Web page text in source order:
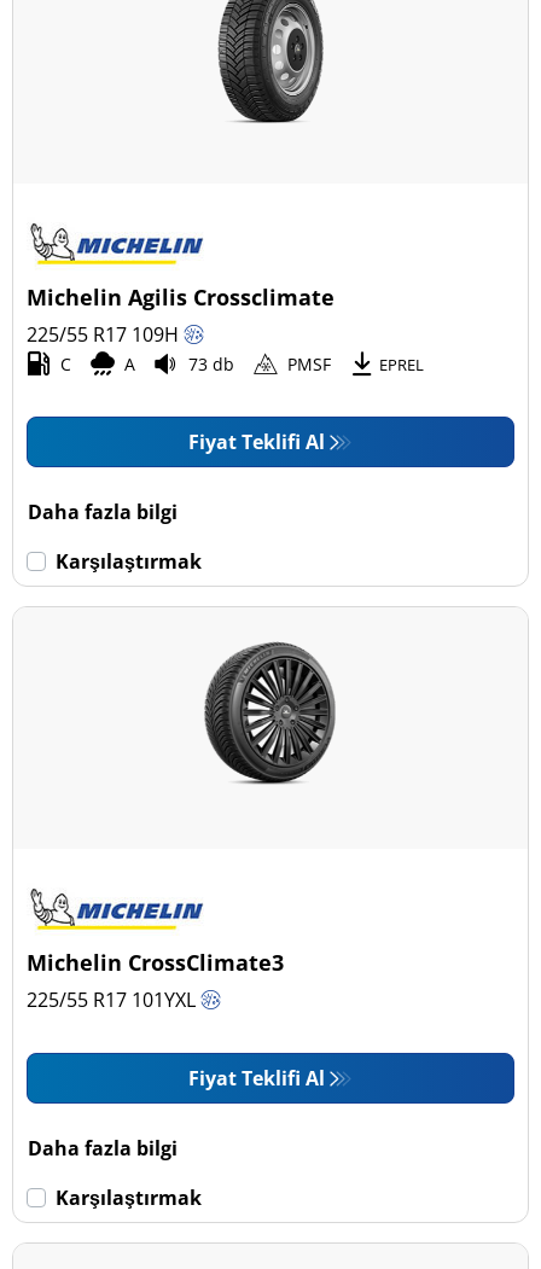
Michelin Agilis Crossclimate
225/55 R17 109H
C A 73 db PMSF EPREL
Fiyat Teklifi Al
Daha fazla bilgi
Karşılaştırmak
Michelin CrossClimate3
225/55 R17 101YXL
Fiyat Teklifi Al
Daha fazla bilgi
Karşılaştırmak